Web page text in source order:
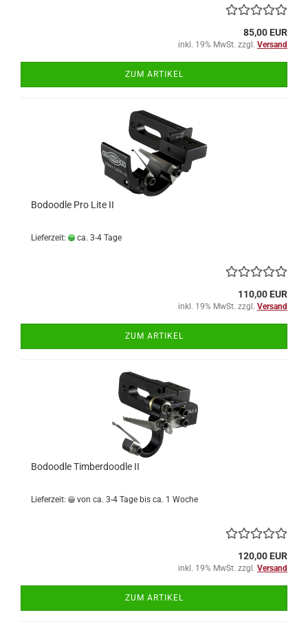
85,00 EUR
inkl. 19% MwSt. zzgl. Versand
ZUM ARTIKEL
Bodoodle Pro Lite II
Lieferzeit: ca. 3-4 Tage
110,00 EUR
inkl. 19% MwSt. zzgl. Versand
ZUM ARTIKEL
Bodoodle Timberdoodle II
Lieferzeit: von ca. 3-4 Tage bis ca. 1 Woche
120,00 EUR
inkl. 19% MwSt. zzgl. Versand
ZUM ARTIKEL